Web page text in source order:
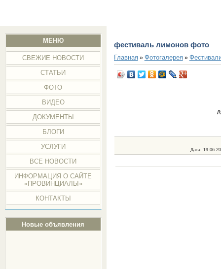
МЕНЮ
СВЕЖИЕ НОВОСТИ
СТАТЬИ
ФОТО
ВИДЕО
ДОКУМЕНТЫ
БЛОГИ
УСЛУГИ
ВСЕ НОВОСТИ
ИНФОРМАЦИЯ О САЙТЕ
«ПРОВИНЦИАЛЫ»
КОНТАКТЫ
Новые объявления
фестиваль лимонов фото
Главная» Фотогалерея»
Дата: